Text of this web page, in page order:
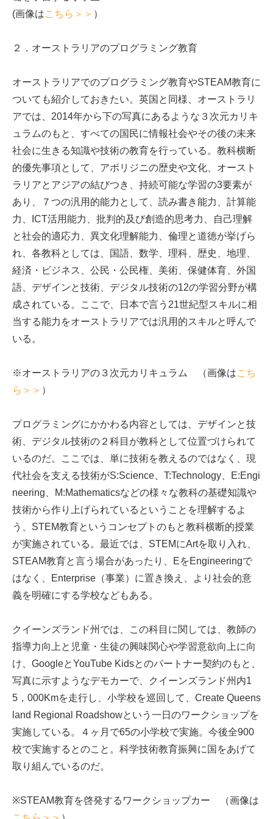
(画像はこちら＞＞ ）
２．オーストラリアのプログラミング教育
オーストラリアでのプログラミング教育やSTEAM教育に
ついても紹介しておきたい。英国と同様、オーストラリ
アでは、2014年から下の写真にあるような３次元カリキ
ュラムのもと、すべての国民に情報社会やその後の未来
社会に生きる知識や技術の教育を行っている。教科横断
的優先事項として、アボリジニの歴史や文化、オースト
ラリアとアジアの結びつき、持続可能な学習の3要素が
あり、７つの汎用的能力として、読み書き能力、計算能
力、ICT活用能力、批判的及び創造的思考力、自己理解
と社会的適応力、異文化理解能力、倫理と道徳が挙げら
れ、各教科としては、国語、数学、理科、歴史、地理、
経済・ビジネス、公民・公民権、美術、保健体育、外国
語、デザインと技術、デジタル技術の12の学習分野が構
成されている。ここで、日本で言う21世紀型スキルに相
当する能力をオーストラリアでは汎用的スキルと呼んで
いる。
※オーストラリアの３次元カリキュラム （画像はこち
ら＞＞ ）
プログラミングにかかわる内容としては、デザインと技
術、デジタル技術の２科目が教科として位置づけられて
いるのだ。ここでは、単に技術を教えるのではなく、現
代社会を支える技術がS:Science、T:Technology、E:Engi
neering、M:Mathematicsなどの様々な教科の基礎知識や
技術から作り上げられているということを理解するよ
う、STEM教育というコンセプトのもと教科横断的授業
が実施されている。最近では、STEMにArtを取り入れ、
STEAM教育と言う場合があったり、EをEngineeringで
はなく、Enterprise（事業）に置き換え、より社会的意
義を明確にする学校などもある。
クイーンズランド州では、この科目に関しては、教師の
指導力向上と児童・生徒の興味関心や学習意欲向上に向
け、GoogleとYouTube Kidsとのパートナー契約のもと、
写真に示すようなデモカーで、クイーンズランド州内1
5，000Kmを走行し、小学校を巡回して、Create Queens
land Regional Roadshowという一日のワークショップを
実施している。４ヶ月で65の小学校で実施。今後全900
校で実施するとのこと。科学技術教育振興に国をあげて
取り組んでいるのだ。
※STEAM教育を啓発するワークショップカー （画像は